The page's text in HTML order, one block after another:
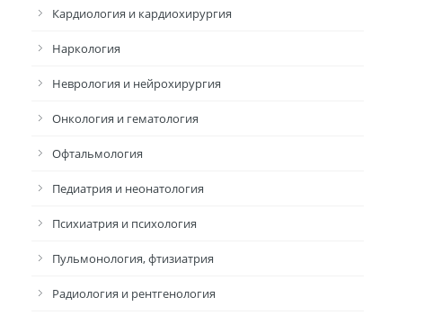
Кардиология и кардиохирургия
Наркология
Неврология и нейрохирургия
Онкология и гематология
Офтальмология
Педиатрия и неонатология
Психиатрия и психология
Пульмонология, фтизиатрия
Радиология и рентгенология